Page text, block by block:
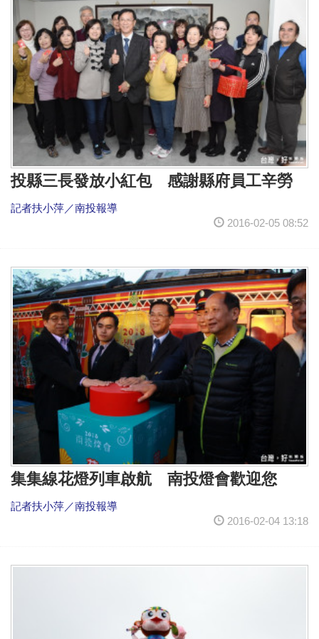
投縣三長發放小紅包 感謝縣府員工辛勞
記者扶小萍／南投報導
2016-02-05 08:52
集集線花燈列車啟航 南投燈會歡迎您
記者扶小萍／南投報導
2016-02-04 13:18